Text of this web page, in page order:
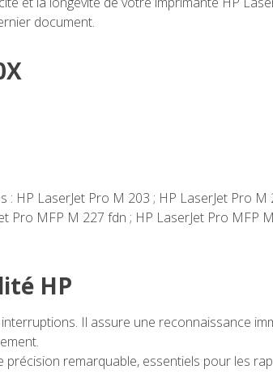
document.
HP LaserJet Pro M 203 ; HP LaserJet Pro M
Pro MFP M 227 fdn ; HP LaserJet Pro MFP
HP
Il assure une reconnaissance
remarquable, essentiels pour les